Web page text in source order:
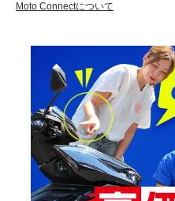
Moto Connectについて